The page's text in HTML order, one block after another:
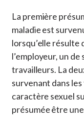
La première
maladie est
lorsqu’elle résulte
l’employeur, un de
travailleurs. La
survenant dans
caractère sexuel
présumée être